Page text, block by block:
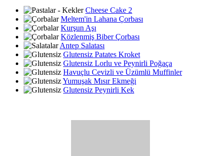
Cheese Cake 2
Meltem'in Lahana Çorbası
Kurşun Aşı
Közlenmiş Biber Çorbası
Antep Salatası
Glutensiz Patates Kroket
Glutensiz Lorlu ve Peynirli Poğaça
Havuçlu Cevizli ve Üzümlü Muffinler
Yumuşak Mısır Ekmeği
Glutensiz Peynirli Kek